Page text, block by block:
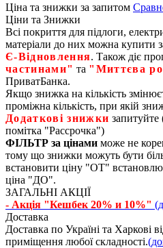
Ціна та знижки за запитом
Ціни та Знижки
Всі покриття для підлоги,
матеріали до них можна купити
Є‑Відновлення. Також діє
частинами" та "Миттєва
ПриватБанка.
Якщо знижка на кількість
проміжна кількість, при якій
Додаткові знижки запитуйте
помітка "Рассрочка")
ФІЛЬТР за цінами може не
тому що знижки можуть бути
встановити ціну "ОТ"
ціна "ДО".
ЗАГАЛЬНІ АКЦІЇ
- Акція "Кешбек 20% и 10%"
Доставка
Доставка по Україні та Харкові
приміщення любої складності.